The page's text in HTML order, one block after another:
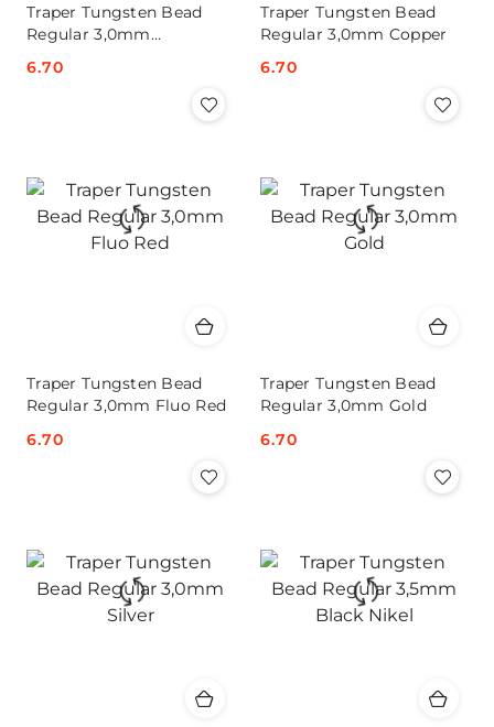
Traper Tungsten Bead
Regular 3,0mm
Cena:
6.70
Traper Tungsten Bead
Regular 3,0mm Copper
Cena:
6.70
Traper Tungsten Bead
Regular 3,0mm Fluo Red
Cena:
6.70
Traper Tungsten Bead
Regular 3,0mm Gold
Cena:
6.70